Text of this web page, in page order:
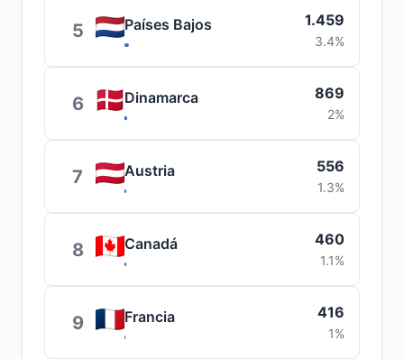
5 Países Bajos 1.459
3.4%
6 Dinamarca 869
2%
7 Austria 556
1.3%
8 Canadá 460
1.1%
9 Francia 416
1%